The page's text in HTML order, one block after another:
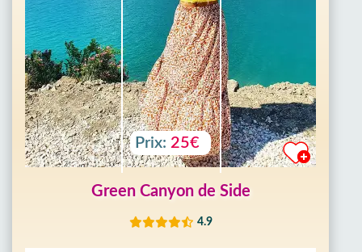
Prix: 25€
Green Canyon de Side
4.9